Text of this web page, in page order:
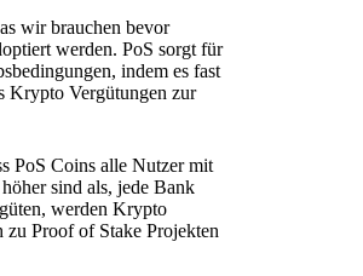
wir brauchen bevor
werden. PoS sorgt für
indem es fast
Krypto Vergütungen zur
PoS Coins alle Nutzer mit
sind als, jede Bank
werden Krypto
zu Proof of Stake Projekten